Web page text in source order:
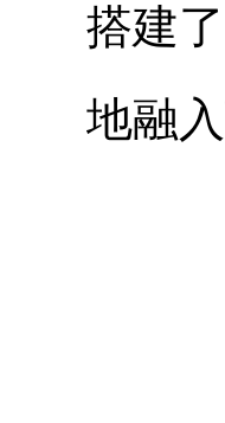
搭建
地融